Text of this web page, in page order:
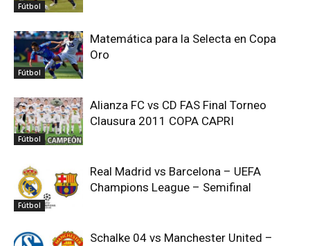
Fútbol
Fútbol
Matemática para la Selecta en Copa
Oro
Fútbol
Alianza FC vs CD FAS Final Torneo
Clausura 2011 COPA CAPRI
Fútbol
Real Madrid vs Barcelona – UEFA
Champions League – Semifinal
Schalke 04 vs Manchester United –